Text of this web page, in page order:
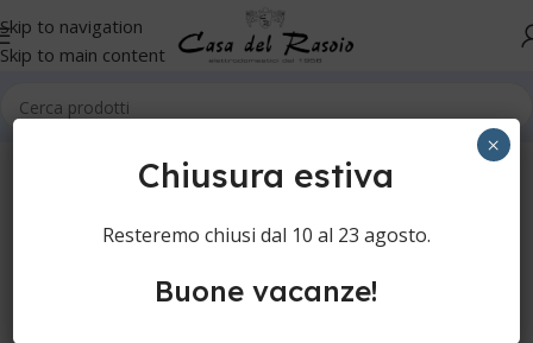
Skip to navigation
Skip to main content
Chiusura estiva
Resteremo chiusi dal 10 al 23 agosto.
Buone vacanze!
×